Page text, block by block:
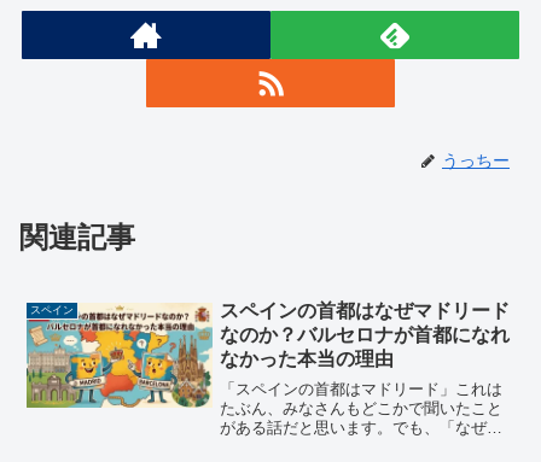
うっちー
関連記事
スペイン
スペインの首都はなぜマドリード
なのか？バルセロナが首都になれ
なかった本当の理由
「スペインの首都はマドリード」これは
たぶん、みなさんもどこかで聞いたこと
がある話だと思います。でも、「なぜマ